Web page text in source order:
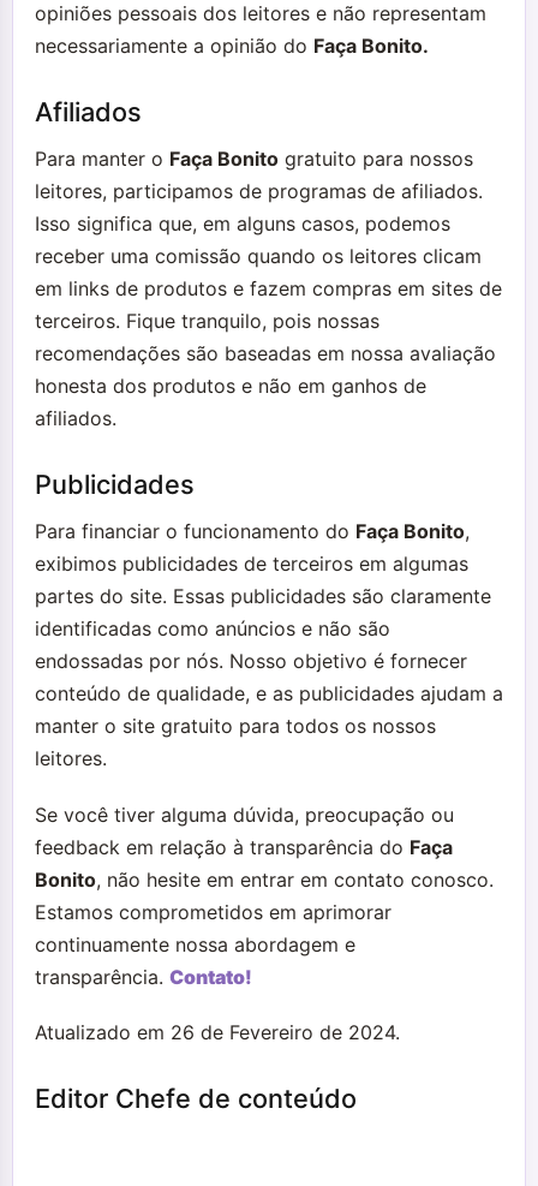
opiniões pessoais dos leitores e não representam
necessariamente a opinião do Faça Bonito.
Afiliados
Para manter o Faça Bonito gratuito para nossos
leitores, participamos de programas de afiliados.
Isso significa que, em alguns casos, podemos
receber uma comissão quando os leitores clicam
em links de produtos e fazem compras em sites de
terceiros. Fique tranquilo, pois nossas
recomendações são baseadas em nossa avaliação
honesta dos produtos e não em ganhos de
afiliados.
Publicidades
Para financiar o funcionamento do Faça Bonito,
exibimos publicidades de terceiros em algumas
partes do site. Essas publicidades são claramente
identificadas como anúncios e não são
endossadas por nós. Nosso objetivo é fornecer
conteúdo de qualidade, e as publicidades ajudam a
manter o site gratuito para todos os nossos
leitores.
Se você tiver alguma dúvida, preocupação ou
feedback em relação à transparência do Faça
Bonito, não hesite em entrar em contato conosco.
Estamos comprometidos em aprimorar
continuamente nossa abordagem e
transparência. Contato!
Atualizado em 26 de Fevereiro de 2024.
Editor Chefe de conteúdo